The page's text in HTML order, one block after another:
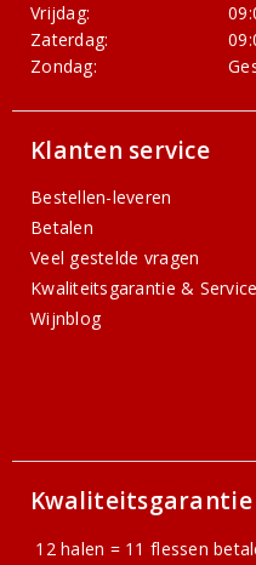
Vrijdag:
Zaterdag:
Zondag:
Klanten service
Bestellen-leveren
Betalen
Veel gestelde vragen
Kwaliteitsgarantie & Service
Wijnblog
Kwaliteitsgarantie
12 halen = 11 flessen